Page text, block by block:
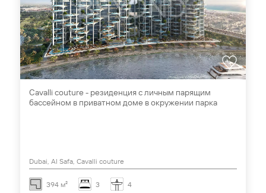
Cavalli couture - резиденция с личным парящим
бассейном в приватном доме в окружении парка
Dubai, Al Safa, Cavalli couture
394 м² 3 4